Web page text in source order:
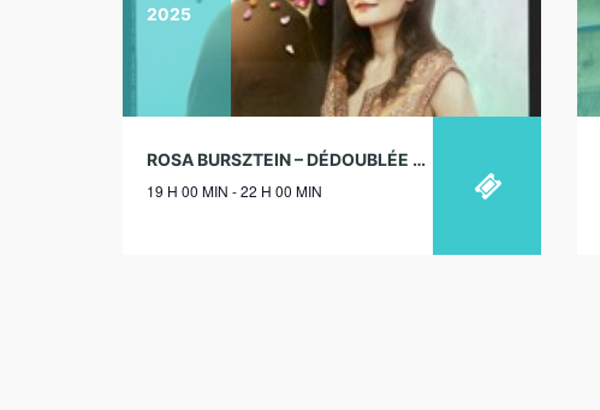
2025
ROSA BURSZTEIN – DÉDOUBLÉE – THÉÂTRE DE L’OEUVRE, PARIS – 15/03/2025
19 H 00 MIN - 22 H 00 MIN